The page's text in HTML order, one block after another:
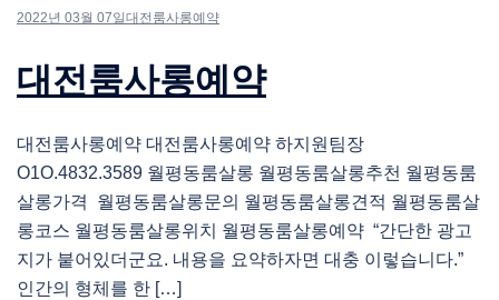
2022년 03월 07일 대전룸사롱예약
대전룸사롱예약
대전룸사롱예약 대전룸사롱예약 하지원팀장
O1O.4832.3589 월평동룸살롱 월평동룸살롱추천 월평동룸
살롱가격 월평동룸살롱문의 월평동룸살롱견적 월평동룸살
롱코스 월평동룸살롱위치 월평동룸살롱예약 “간단한 광고
지가 붙어있더군요. 내용을 요약하자면 대충 이렇습니다.”
인간의 형체를 한 […]